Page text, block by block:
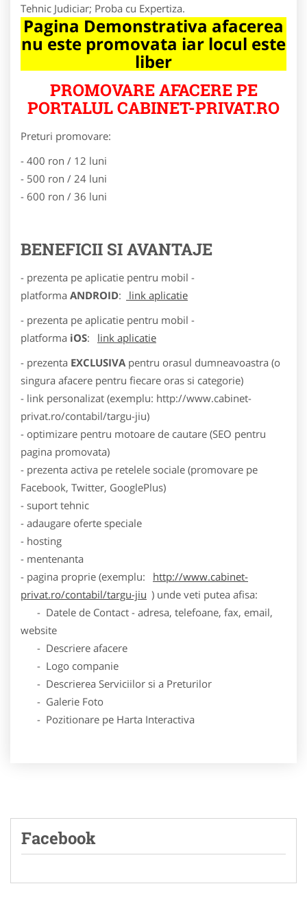
Tehnic Judiciar; Proba cu Expertiza.
Pagina Demonstrativa afacerea
nu este promovata iar locul este
liber
PROMOVARE AFACERE PE
PORTALUL CABINET-PRIVAT.RO
Preturi promovare:
- 400 ron / 12 luni
- 500 ron / 24 luni
- 600 ron / 36 luni
BENEFICII SI AVANTAJE
- prezenta pe aplicatie pentru mobil -
platforma ANDROID:
link aplicatie
- prezenta pe aplicatie pentru mobil -
platforma iOS:
link aplicatie
- prezenta EXCLUSIVA pentru orasul dumneavoastra (o
singura afacere pentru fiecare oras si categorie)
- link personalizat (exemplu: http://www.cabinet-
privat.ro/contabil/targu-jiu)
- optimizare pentru motoare de cautare (SEO pentru
pagina promovata)
- prezenta activa pe retelele sociale (promovare pe
Facebook, Twitter, GooglePlus)
- suport tehnic
- adaugare oferte speciale
- hosting
- mentenanta
- pagina proprie (exemplu:
http://www.cabinet-
privat.ro/contabil/targu-jiu ) unde veti putea afisa:
- Datele de Contact - adresa, telefoane, fax, email,
website
- Descriere afacere
- Logo companie
- Descrierea Serviciilor si a Preturilor
- Galerie Foto
- Pozitionare pe Harta Interactiva
Facebook